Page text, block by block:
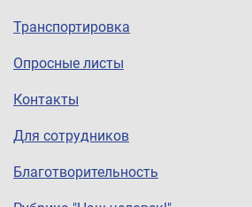
Транспортировка
Опросные листы
Контакты
Для сотрудников
Благотворительность